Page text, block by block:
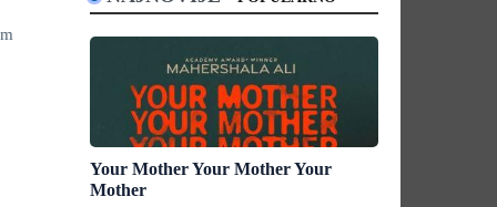
Your Mother Your Mother Your
Mother